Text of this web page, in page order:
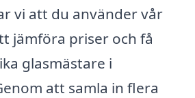
vi att du använder vår
jämföra priser och få
glasmästare i
att samla in flera